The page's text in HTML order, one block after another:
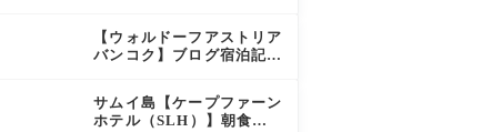
ー&豊富なビュッフェを2
日間徹底レポ
【ウォルドーフアストリア
バンコク】ブログ宿泊記｜
ダイヤモンド特典まとめ
サムイ島【ケープファーン
ホテル（SLH）】朝食ブ